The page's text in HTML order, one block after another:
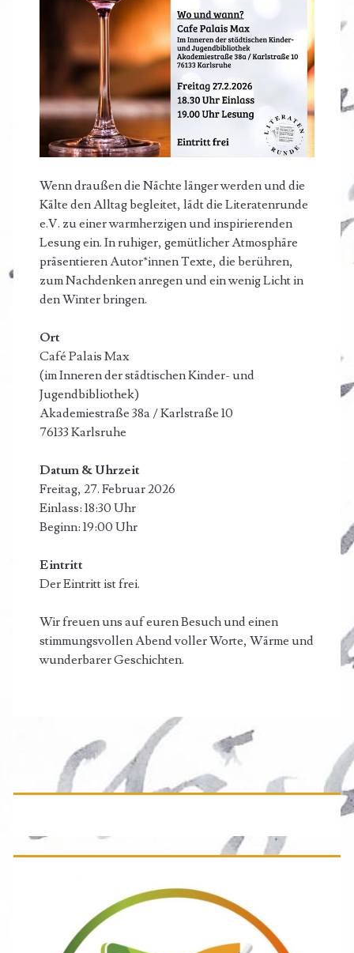
Wenn draußen die Nächte länger werden und die
Kälte den Alltag begleitet, lädt die Literatenrunde
e.V. zu einer warmherzigen und inspirierenden
Lesung ein. In ruhiger, gemütlicher Atmosphäre
präsentieren Autor*innen Texte, die berühren,
zum Nachdenken anregen und ein wenig Licht in
den Winter bringen.
Ort
Café Palais Max
(im Inneren der städtischen Kinder- und
Jugendbibliothek)
Akademiestraße 38a / Karlstraße 10
76133 Karlsruhe
Datum & Uhrzeit
Freitag, 27. Februar 2026
Einlass: 18:30 Uhr
Beginn: 19:00 Uhr
Eintritt
Der Eintritt ist frei.
Wir freuen uns auf euren Besuch und einen
stimmungsvollen Abend voller Worte, Wärme und
wunderbarer Geschichten.
Primäre
Seitenleiste